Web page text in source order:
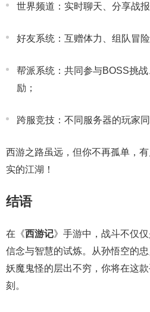
世界频道：实时聊天、分享战报
好友系统：互赠体力、组队冒
帮派系统：共同参与BOSS挑
励；
跨服竞技：不同服务器的玩家
西游之路虽远，但你不再孤单，
实的江湖！
结语
在《西游记》手游中，战斗不仅
信念与智慧的试炼。从孙悟空的
妖魔鬼怪的层出不穷，你将在这
刻。